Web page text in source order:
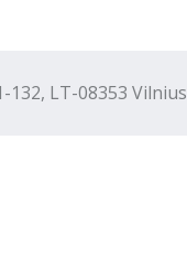
LT-08353 Vilnius